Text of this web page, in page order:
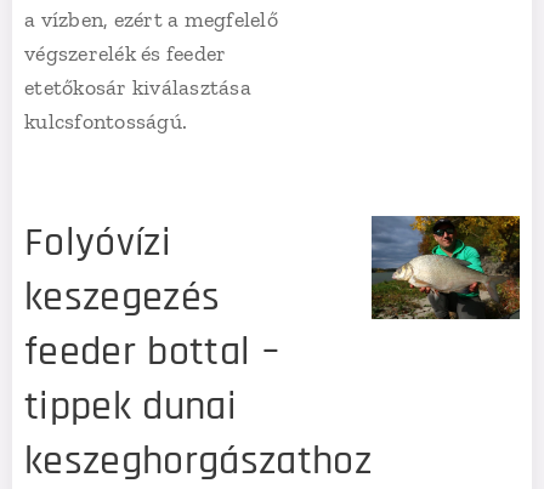
a vízben, ezért a megfelelő
végszerelék és feeder
etetőkosár kiválasztása
kulcsfontosságú.
Folyóvízi
keszegezés
feeder bottal –
tippek dunai
keszeghorgászathoz